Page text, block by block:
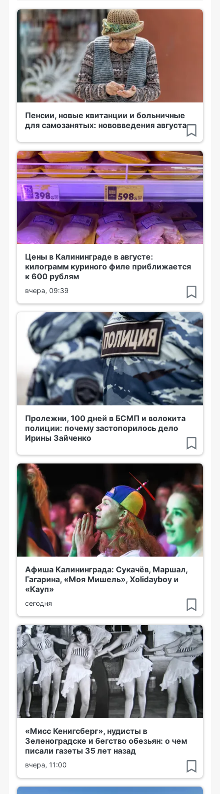
Пенсии, новые квитанции и больничные
для самозанятых: нововведения августа
Цены в Калининграде в августе:
килограмм куриного филе приближается
к 600 рублям
вчера, 09:39
Пролежни, 100 дней в БСМП и волокита
полиции: почему застопорилось дело
Ирины Зайченко
Афиша Калининграда: Сукачёв, Маршал,
Гагарина, «Моя Мишель», Xolidayboy и
«Кауп»
сегодня
«Мисс Кенигсберг», нудисты в
Зеленоградске и бегство обезьян: о чем
писали газеты 35 лет назад
вчера, 11:00